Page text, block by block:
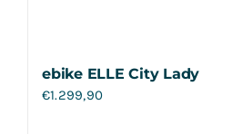
ebike ELLE City Lady
€1.299,90